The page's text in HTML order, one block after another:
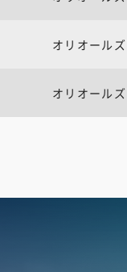
オリオールズ
オリオールズ